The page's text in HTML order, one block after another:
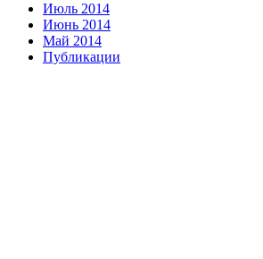
Июль 2014
Июнь 2014
Май 2014
Публикации